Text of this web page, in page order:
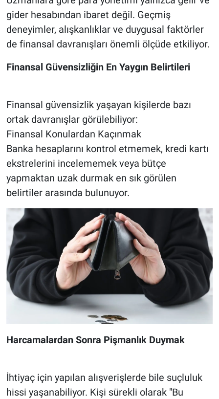
gider hesabından ibaret değil. Geçmiş
deneyimler, alışkanlıklar ve duygusal faktörler
de finansal davranışları önemli ölçüde etkiliyor.
Finansal Güvensizliğin En Yaygın Belirtileri
Finansal güvensizlik yaşayan kişilerde bazı
ortak davranışlar görülebiliyor:
Finansal Konulardan Kaçınmak
Banka hesaplarını kontrol etmemek, kredi kartı
ekstrelerini incelememek veya bütçe
yapmaktan uzak durmak en sık görülen
belirtiler arasında bulunuyor.
Harcamalardan Sonra Pişmanlık Duymak
İhtiyaç için yapılan alışverişlerde bile suçluluk
hissi yaşanabiliyor. Kişi sürekli olarak "Bu